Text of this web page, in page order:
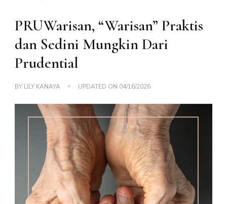
PRUWarisan, “Warisan” Praktis
dan Sedini Mungkin Dari
Prudential
BY LILY KANAYA UPDATED ON 04/16/2026